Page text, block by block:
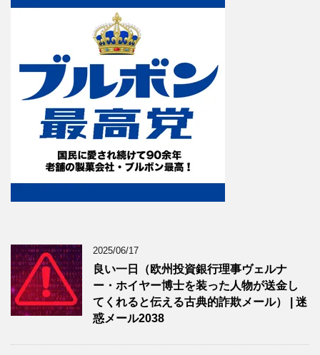
2025/06/17
良い一日（欧州投資銀行理事ヴェルナ
ー・ホイヤー博士を装った人物が送金し
てくれると伝える古典的詐欺メール） | 迷
惑メール2038